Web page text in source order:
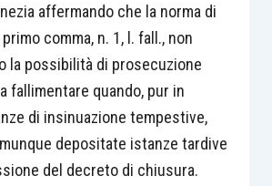
affermando che la norma di
comma, n. 1, l. fall., non
la possibilità di prosecuzione
fallimentare quando, pur in
di insinuazione tempestive,
depositate istanze tardive
del decreto di chiusura.